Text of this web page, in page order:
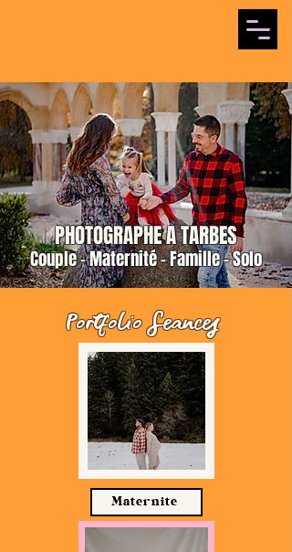
PHOTOGRAPHE A TARBES
Couple -Maternité - Famille - Solo
Portfolio Seances
Maternite